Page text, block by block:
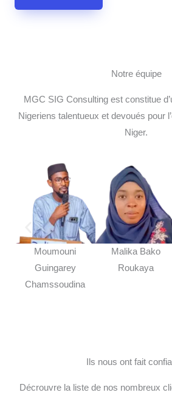
Notre équipe
MGC SIG Consulting est constitue
Nigeriens talentueux et devoués pour
Niger.
Moumouni
Guingarey
Chamssoudina
Malika Bako
Roukaya
Ils nous ont fait
Décrouvre la liste de nos nombreux